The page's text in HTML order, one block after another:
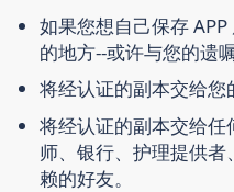
如果您想自己保存
的地方--或许与您的遗
将经认证的副本交给您
将经认证的副本交给
师、银行、护理提供
赖的好友。